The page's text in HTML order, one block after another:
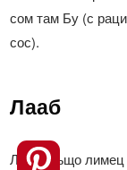
сом там Бу (с
сос).
Лааб
Лааб, също лимец